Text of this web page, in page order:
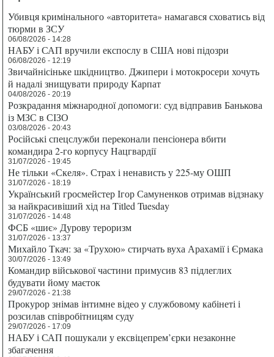
Убивця кримінального «авторитета» намагався сховатись від
тюрми в ЗСУ
06/08/2026 - 14:28
НАБУ і САП вручили експослу в США нові підозри
06/08/2026 - 12:19
Звичайнісіньке шкідництво. Джипери і мотокросери хочуть
й надалі знищувати природу Карпат
04/08/2026 - 20:19
Розкрадання міжнародної допомоги: суд відправив Банькова
із МЗС в СІЗО
03/08/2026 - 20:43
Російські спецслужби переконали пенсіонера вбити
командира 2-го корпусу Нацгвардії
31/07/2026 - 19:45
Не тільки «Скеля». Страх і ненависть у 225-му ОШП
31/07/2026 - 18:19
Український гросмейстер Ігор Самуненков отримав відзнаку
за найкрасивіший хід на Titled Tuesday
31/07/2026 - 14:48
ФСБ «шиє» Дурову тероризм
31/07/2026 - 13:37
Михайло Ткач: за «Трухою» стирчать вуха Арахамії і Єрмака
30/07/2026 - 13:49
Командир військової частини примусив 83 підлеглих
будувати йому маєток
29/07/2026 - 21:38
Прокурор знімав інтимне відео у службовому кабінеті і
розсилав співробітницям суду
29/07/2026 - 17:09
НАБУ і САП пошукали у ексвіцепрем’єрки незаконне
збагачення